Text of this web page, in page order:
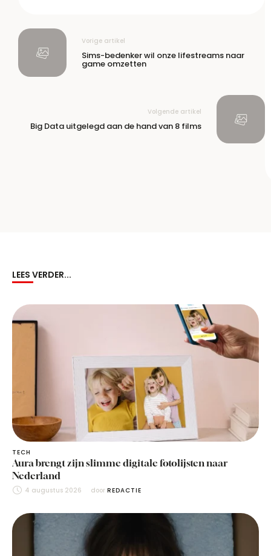
Vorige artikel
Sims-bedenker wil onze lifestreams naar
game omzetten
Volgende artikel
Big Data uitgelegd aan de hand van 8 films
LEES VERDER...
TECH
Aura brengt zijn slimme digitale fotolijsten naar
Nederland
4 augustus 2026 door REDACTIE